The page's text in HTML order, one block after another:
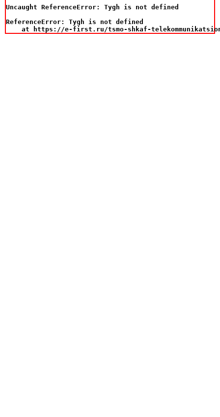
Uncaught ReferenceError: Tygh is not defined
ReferenceError: Tygh is not defined
at https://e-first.ru/tsmo-shkaf-